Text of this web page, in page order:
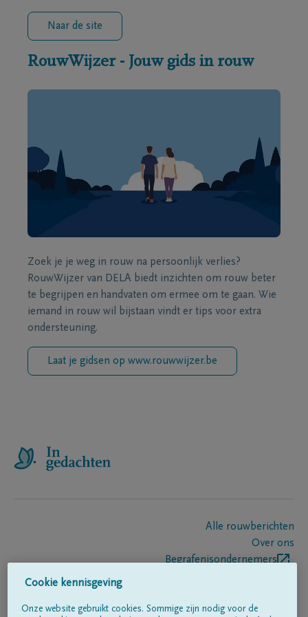
Naar de site
RouwWijzer - Jouw gids in rouw
Zoek je je weg in rouw na persoonlijk verlies?
RouwWijzer van DELA biedt inzichten om rouw beter
te begrijpen en handvaten om ermee om te gaan. Wie
iemand in rouw wil bijstaan vindt er tips voor extra
ondersteuning.
Laat je gidsen op www.rouwwijzer.be
Alle rouwberichten
Over ons
Begrafenisondernemers
Cookie kennisgeving
Onze website gebruikt cookies. Sommige zijn nodig voor de